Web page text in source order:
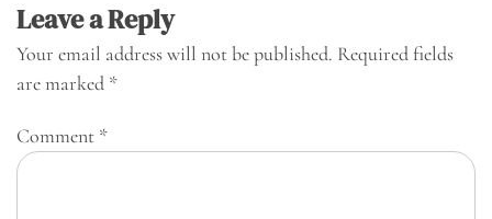
Leave a Reply
Your email address will not be published. Required fields
are marked *
Comment *